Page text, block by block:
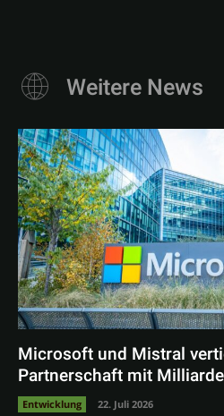
Weitere News
Microsoft und Mistral
Partnerschaft mit
Entwicklung 22. Juli 2026